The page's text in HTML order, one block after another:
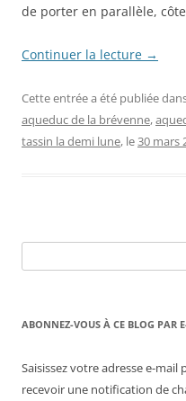
de porter en parallèle,
Continuer la lecture →
Cette entrée a été publiée
aqueduc de la brévenne,
tassin la demi lune, le30 mars
ABONNEZ-VOUS À CE BLOG PAR
Saisissez votre adresse e-
recevoir une notification de